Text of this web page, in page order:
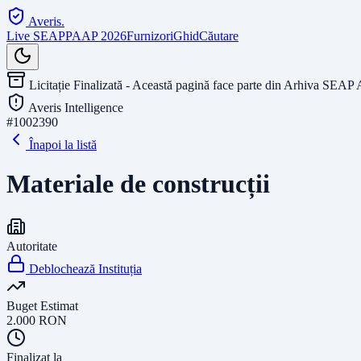
Averis.
Live SEAPPAAP 2026FurnizoriGhidCăutare
Licitație Finalizată - Această pagină face parte din Arhiva SEAP
Averis Intelligence
#1002390
Înapoi la listă
Materiale de construcții
Autoritate
Deblochează Instituția
Buget Estimat
2.000 RON
Finalizat la